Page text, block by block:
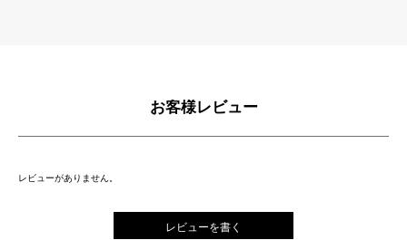
お客様レビュー
レビューがありません。
レビューを書く